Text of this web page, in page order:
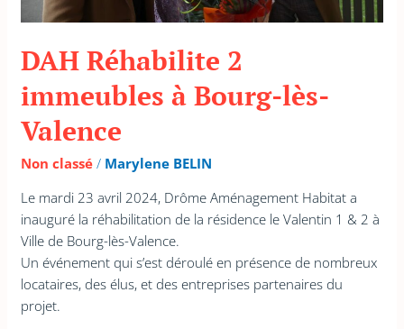
DAH Réhabilite 2
immeubles à Bourg-lès-
Valence
Non classé / Marylene BELIN
Le mardi 23 avril 2024, Drôme Aménagement Habitat a
inauguré la réhabilitation de la résidence le Valentin 1 & 2 à
Ville de Bourg-lès-Valence.
Un événement qui s’est déroulé en présence de nombreux
locataires, des élus, et des entreprises partenaires du
projet.